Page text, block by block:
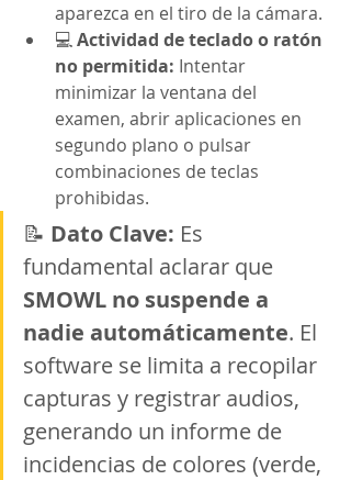
aparezca en el tiro de la cámara.
💻 Actividad de teclado o ratón
no permitida: Intentar
minimizar la ventana del
examen, abrir aplicaciones en
segundo plano o pulsar
combinaciones de teclas
prohibidas.
📝 Dato Clave: Es
fundamental aclarar que
SMOWL no suspende a
nadie automáticamente. El
software se limita a recopilar
capturas y registrar audios,
generando un informe de
incidencias de colores (verde,